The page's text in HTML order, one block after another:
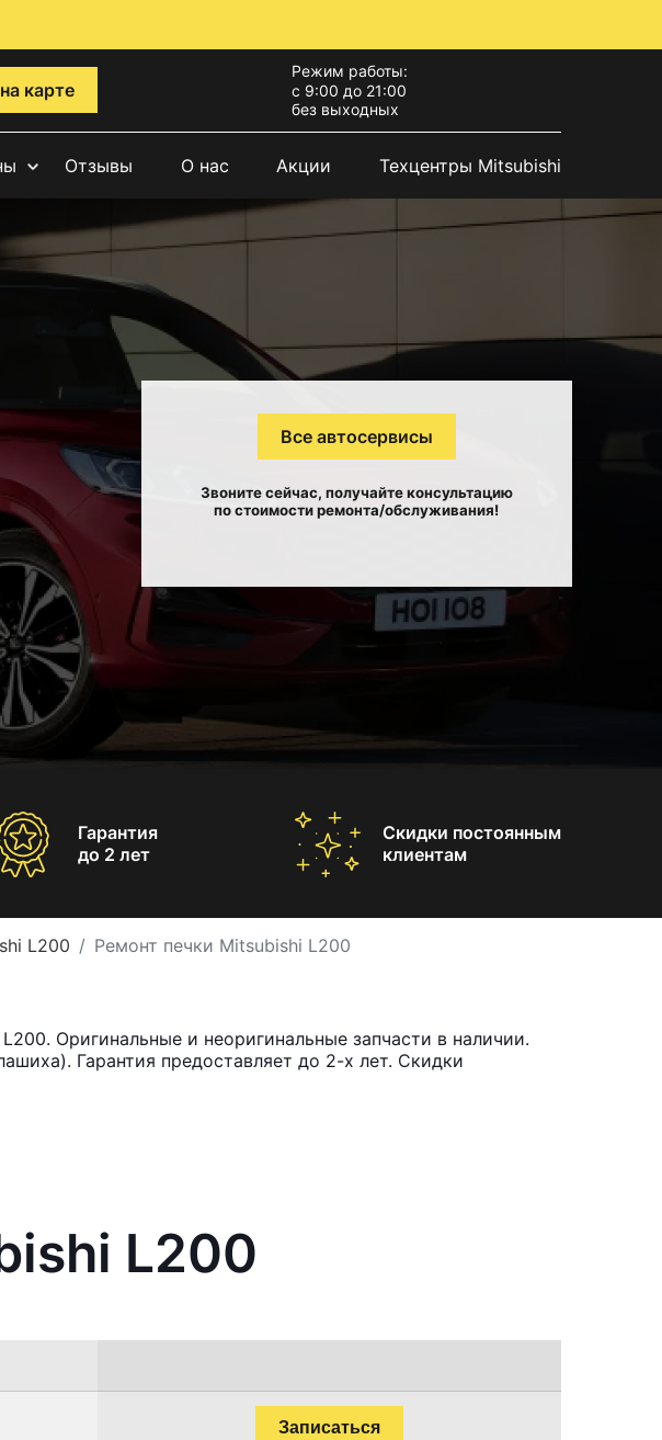
карте
Режим работы:
с 9:00 до 21:00
без выходных
Отзывы О нас Акции Техцентры Mitsubishi
Все автосервисы
Звоните сейчас, получайте консультацию
по стоимости ремонта/обслуживания!
Гарантия
до 2 лет
Скидки постоянным
клиентам
L200 Ремонт печки Mitsubishi L200
Оригинальные и неоригинальные запчасти в наличии.
Гарантия предоставляет до 2-х лет. Скидки
L200
Записаться